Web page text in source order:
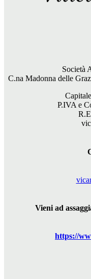
Società
C.na Madonna delle
P.IVA e
Vieni ad
https://